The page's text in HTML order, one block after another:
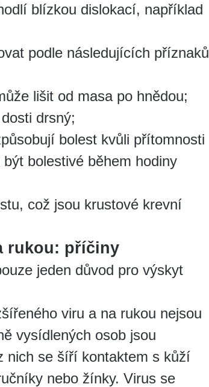
blízkou dislokací, například
podle následujících příznaků
lišit od masa po hnědou;
drsný;
bolest kvůli přítomnosti
bolestivé během hodiny
což jsou krustové krevní
rukou: příčiny
jeden důvod pro výskyt
viru a na rukou nejsou
vysídlených osob jsou
nich se šíří kontaktem s kůží
nebo žínky. Virus se